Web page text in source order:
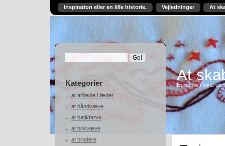
Inspiration eller en lille historie. Vejledninger At
Kategorier
at arbejde i læder
at båndvæve
at batikfarve
at brikvæve
at brodere
At
Et indblik i mine